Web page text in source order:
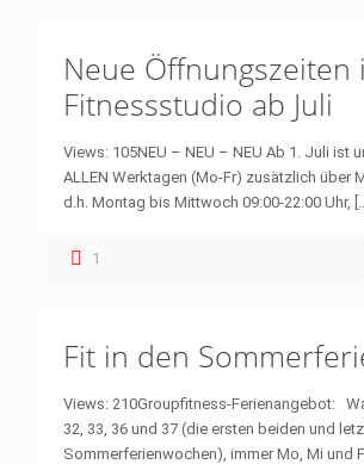
Neue Öffnungszeiten
Fitnessstudio ab Juli
Views: 105NEU – NEU – NEU Ab 1. Juli ist
ALLEN Werktagen (Mo-Fr) zusätzlich über
d.h. Montag bis Mittwoch 09:00-22:00 Uhr,
1
Fit in den
Views: 210Groupfitness-Ferienangebot:
32, 33, 36 und 37 (die ersten beiden und
Sommerferienwochen), immer Mo, Mi und